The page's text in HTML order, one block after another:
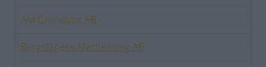
HEAT Entreprenad AB
LUCIE BLOMSTERCITY AB
AM Grönqvist AB
Bergslagens Mattleasing AB